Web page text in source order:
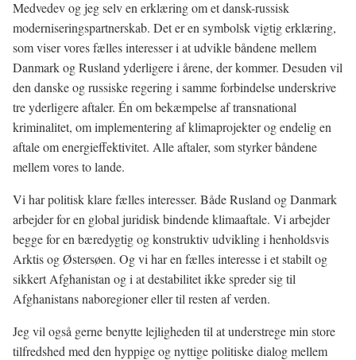
Medvedev og jeg selv en erklæring om et dansk-russisk
moderniseringspartnerskab. Det er en symbolsk vigtig erklæring,
som viser vores fælles interesser i at udvikle båndene mellem
Danmark og Rusland yderligere i årene, der kommer. Desuden vil
den danske og russiske regering i samme forbindelse underskrive
tre yderligere aftaler. Én om bekæmpelse af transnational
kriminalitet, om implementering af klimaprojekter og endelig en
aftale om energieffektivitet. Alle aftaler, som styrker båndene
mellem vores to lande.
Vi har politisk klare fælles interesser. Både Rusland og Danmark
arbejder for en global juridisk bindende klimaaftale. Vi arbejder
begge for en bæredygtig og konstruktiv udvikling i henholdsvis
Arktis og Østersøen. Og vi har en fælles interesse i et stabilt og
sikkert Afghanistan og i at destabilitet ikke spreder sig til
Afghanistans naboregioner eller til resten af verden.
Jeg vil også gerne benytte lejligheden til at understrege min store
tilfredshed med den hyppige og nyttige politiske dialog mellem